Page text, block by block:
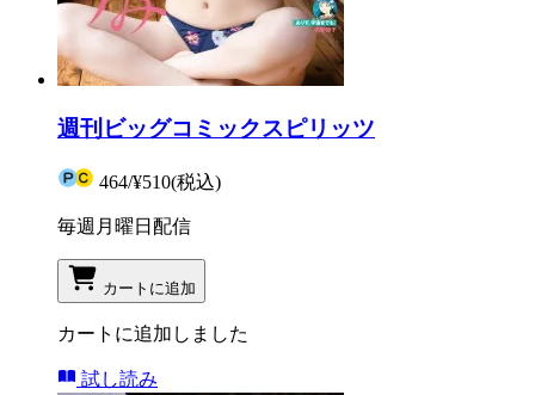
週刊ビッグコミックスピリッツ
464/¥510(税込)
毎週月曜日配信
カートに追加
カートに追加しました
試し読み